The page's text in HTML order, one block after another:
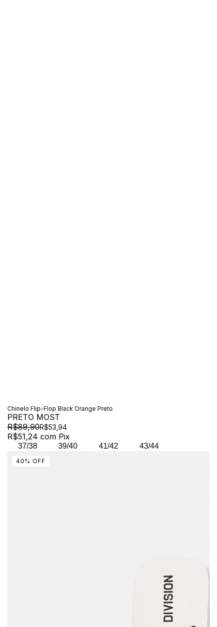
Chinelo Flip-Flop Black Orange Preto
PRETO MOST
R$89,90R$53,94
R$51,24 com Pix
37/38 39/40 41/42 43/44
40 % OFF